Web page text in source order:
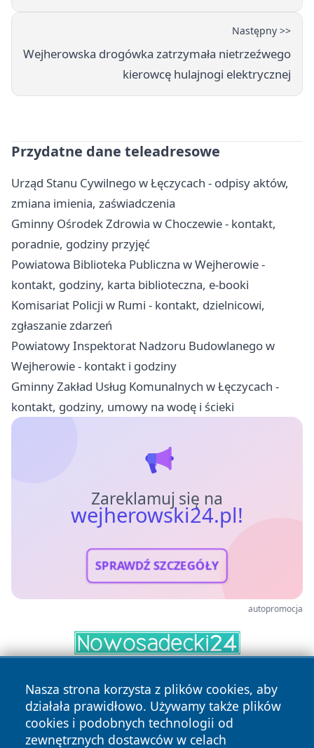
Następny >>
Wejherowska drogówka zatrzymała nietrzeźwego
kierowcę hulajnogi elektrycznej
Przydatne dane teleadresowe
Urząd Stanu Cywilnego w Łęczycach - odpisy aktów,
zmiana imienia, zaświadczenia
Gminny Ośrodek Zdrowia w Choczewie - kontakt,
poradnie, godziny przyjęć
Powiatowa Biblioteka Publiczna w Wejherowie -
kontakt, godziny, karta biblioteczna, e-booki
Komisariat Policji w Rumi - kontakt, dzielnicowi,
zgłaszanie zdarzeń
Powiatowy Inspektorat Nadzoru Budowlanego w
Wejherowie - kontakt i godziny
Gminny Zakład Usług Komunalnych w Łęczycach -
kontakt, godziny, umowy na wodę i ścieki
Zareklamuj się na
wejherowski24.pl!
SPRAWDŹ SZCZEGÓŁY
autopromocja
Nasza strona korzysta z plików cookies, aby
działała prawidłowo. Używamy także plików
cookies i podobnych technologii od
zewnętrznych dostawców w celach